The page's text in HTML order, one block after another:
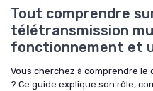
Tout comprendre
télétransmission
fonctionnement et
Vous cherchez à comprendre
? Ce guide explique son rôle,